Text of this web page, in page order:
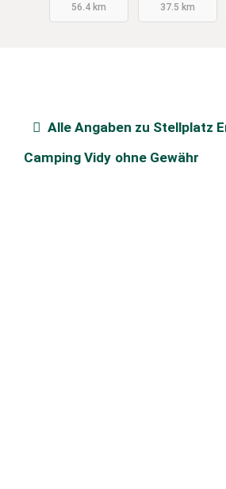
56.4 km
37.5 km
Alle Angaben zu Stellplatz
Camping Vidy ohne Gewähr